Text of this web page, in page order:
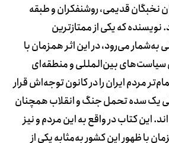
نخبگان قدیمی، روشنفکران و طبقه
که یکی از ممتازترین
به‌شمار می‌رود، در این اثر همزمان با
سیاست‌های بین‌المللی و منطقه‌ای
مردم ایران را در کانون توجه‌اش قرار
یک سده تحمل جنگ و انقلاب همچنان
این کتاب در واقع به این مردم و نیز
با ظهور این کشور به‌مثابه یکی از